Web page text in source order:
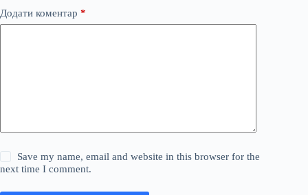
Додати коментар *
Save my name, email and website in this browser for the
next time I comment.